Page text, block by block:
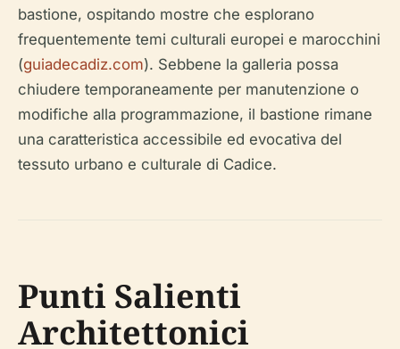
bastione, ospitando mostre che esplorano
frequentemente temi culturali europei e marocchini
(guiadecadiz.com). Sebbene la galleria possa
chiudere temporaneamente per manutenzione o
modifiche alla programmazione, il bastione rimane
una caratteristica accessibile ed evocativa del
tessuto urbano e culturale di Cadice.
Punti Salienti
Architettonici